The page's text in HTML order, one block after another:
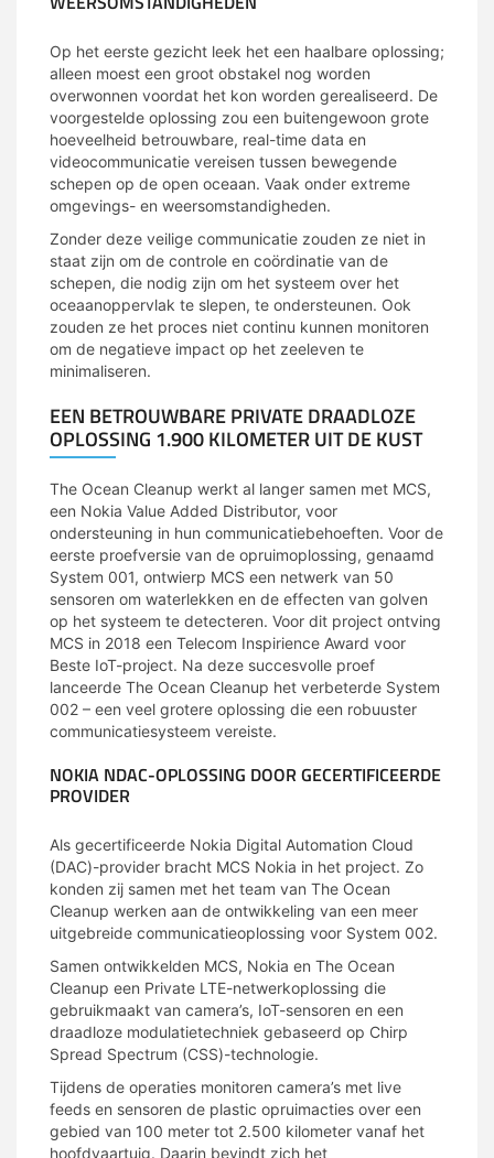
Op het eerste gezicht leek het een haalbare oplossing;
alleen moest een groot obstakel nog worden
overwonnen voordat het kon worden gerealiseerd. De
voorgestelde oplossing zou een buitengewoon grote
hoeveelheid betrouwbare, real-time data en
videocommunicatie vereisen tussen bewegende
schepen op de open oceaan. Vaak onder extreme
omgevings- en weersomstandigheden.
Zonder deze veilige communicatie zouden ze niet in
staat zijn om de controle en coördinatie van de
schepen, die nodig zijn om het systeem over het
oceaanoppervlak te slepen, te ondersteunen. Ook
zouden ze het proces niet continu kunnen monitoren
om de negatieve impact op het zeeleven te
minimaliseren.
EEN BETROUWBARE PRIVATE DRAADLOZE
OPLOSSING 1.900 KILOMETER UIT DE KUST
The Ocean Cleanup werkt al langer samen met MCS,
een Nokia Value Added Distributor, voor
ondersteuning in hun communicatiebehoeften. Voor de
eerste proefversie van de opruimoplossing, genaamd
System 001, ontwierp MCS een netwerk van 50
sensoren om waterlekken en de effecten van golven
op het systeem te detecteren. Voor dit project ontving
MCS in 2018 een Telecom Inspirience Award voor
Beste IoT-project. Na deze succesvolle proef
lanceerde The Ocean Cleanup het verbeterde System
002 – een veel grotere oplossing die een robuuster
communicatiesysteem vereiste.
NOKIA NDAC-OPLOSSING DOOR GECERTIFICEERDE
PROVIDER
Als gecertificeerde Nokia Digital Automation Cloud
(DAC)-provider bracht MCS Nokia in het project. Zo
konden zij samen met het team van The Ocean
Cleanup werken aan de ontwikkeling van een meer
uitgebreide communicatieoplossing voor System 002.
Samen ontwikkelden MCS, Nokia en The Ocean
Cleanup een Private LTE-netwerkoplossing die
gebruikmaakt van camera’s, IoT-sensoren en een
draadloze modulatietechniek gebaseerd op Chirp
Spread Spectrum (CSS)-technologie.
Tijdens de operaties monitoren camera’s met live
feeds en sensoren de plastic opruimacties over een
gebied van 100 meter tot 2.500 kilometer vanaf het
hoofdvaartuig. Daarin bevindt zich het